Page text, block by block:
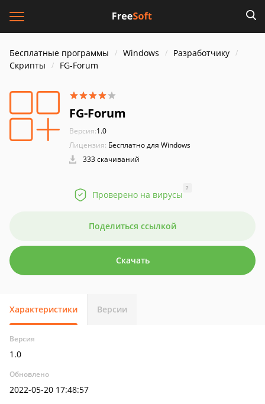
Бесплатные программы Windows
Разработчику
Скрипты
FG-Forum
FG-Forum
Версия:1.0
Лицензия: Бесплатно для Windows
333 скачиваний
Проверено на вирусы
?
Поделиться ссылкой
Скачать
Характеристики Версии
Версия
1.0
Обновлено
2022-05-20 17:48:57